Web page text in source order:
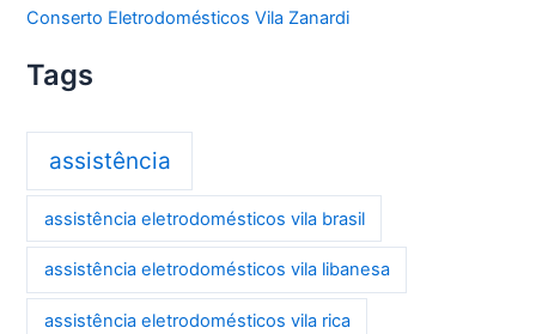
Conserto Eletrodomésticos Vila Zanardi
Tags
assistência
assistência eletrodomésticos vila brasil
assistência eletrodomésticos vila libanesa
assistência eletrodomésticos vila rica